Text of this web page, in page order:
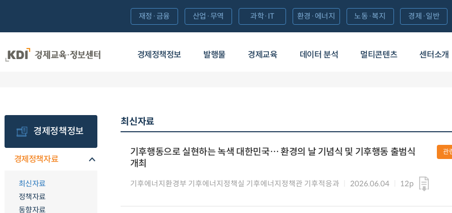
경제정책정보 발행물 경제교육 데이터 분석 멀티콘텐츠 센터소개
재정·금융 산업·무역 과학·IT 환경·에너지 노동·복지 경제·일반
경제정책정보
경제정책자료
최신자료
정책자료
동향자료
최신자료
기후행동으로 실현하는 녹색 대한민국… 환경의 날 기념식 및 기후행동 출범식
개최
기후에너지환경부 기후에너지정책실 기후에너지정책관 기후적응과 2026.06.04 12p
관